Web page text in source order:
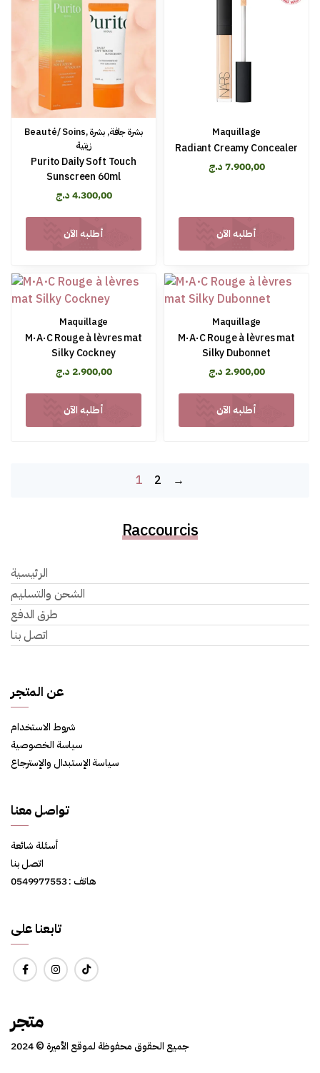
Beauté/ Soins, بشرة جافة,بشرة
زيتية
Purito Daily Soft Touch
Sunscreen 60ml
4.300,00د.ج
أطلبه الآن
Maquillage
Radiant Creamy Concealer
7.900,00د.ج
أطلبه الآن
Maquillage
M·A·C Rouge à lèvres mat
Silky Cockney
2.900,00 د.ج
أطلبه الآن
Maquillage
M·A·C Rouge à lèvres mat
Silky Dubonnet
2.900,00 د.ج
أطلبه الآن
1 2 →
Raccourcis
الرئيسية
الشحن والتسليم
طرق الدفع
اتصل بنا
عن المتجر
شروط الاستخدام
سياسة الخصوصية
سياسة الإستبدال والإسترجاع
تواصل معنا
أسئلة شائعة
اتصل بنا
هاتف : 0549977553
تابعنا على
متجر
جميع الحقوق محفوظة لموقع الأميرة © 2024